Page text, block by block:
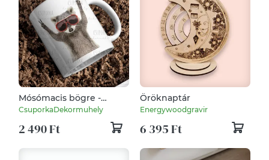
Mósómacis bögre -
szemüveges
CsuporkaDekormuhely
2 490 Ft
Öröknaptár
Energywoodgravir
6 395 Ft